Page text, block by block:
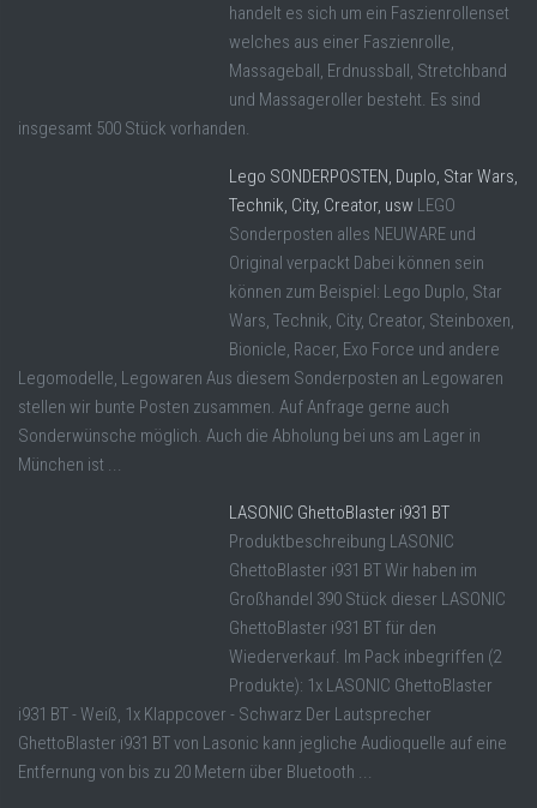
handelt es sich um ein Faszienrollenset
welches aus einer Faszienrolle,
Massageball, Erdnussball, Stretchband
und Massageroller besteht. Es sind
insgesamt 500 Stück vorhanden.
Lego SONDERPOSTEN, Duplo, Star Wars,
Technik, City, Creator, usw LEGO
Sonderposten alles NEUWARE und
Original verpackt Dabei können sein
können zum Beispiel: Lego Duplo, Star
Wars, Technik, City, Creator, Steinboxen,
Bionicle, Racer, Exo Force und andere
Legomodelle, Legowaren Aus diesem Sonderposten an Legowaren
stellen wir bunte Posten zusammen. Auf Anfrage gerne auch
Sonderwünsche möglich. Auch die Abholung bei uns am Lager in
München ist ...
LASONIC GhettoBlaster i931 BT
Produktbeschreibung LASONIC
GhettoBlaster i931 BT Wir haben im
Großhandel 390 Stück dieser LASONIC
GhettoBlaster i931 BT für den
Wiederverkauf. Im Pack inbegriffen (2
Produkte): 1x LASONIC GhettoBlaster
i931 BT - Weiß, 1x Klappcover - Schwarz Der Lautsprecher
GhettoBlaster i931 BT von Lasonic kann jegliche Audioquelle auf eine
Entfernung von bis zu 20 Metern über Bluetooth ...